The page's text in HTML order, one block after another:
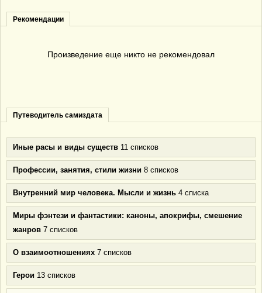
Рекомендации
Произведение еще никто не рекомендовал
Путеводитель самиздата
Иные расы и виды существ 11 списков
Профессии, занятия, стили жизни 8 списков
Внутренний мир человека. Мысли и жизнь 4 списка
Миры фэнтези и фантастики: каноны, апокрифы, смешение
жанров 7 списков
О взаимоотношениях 7 списков
Герои 13 списков